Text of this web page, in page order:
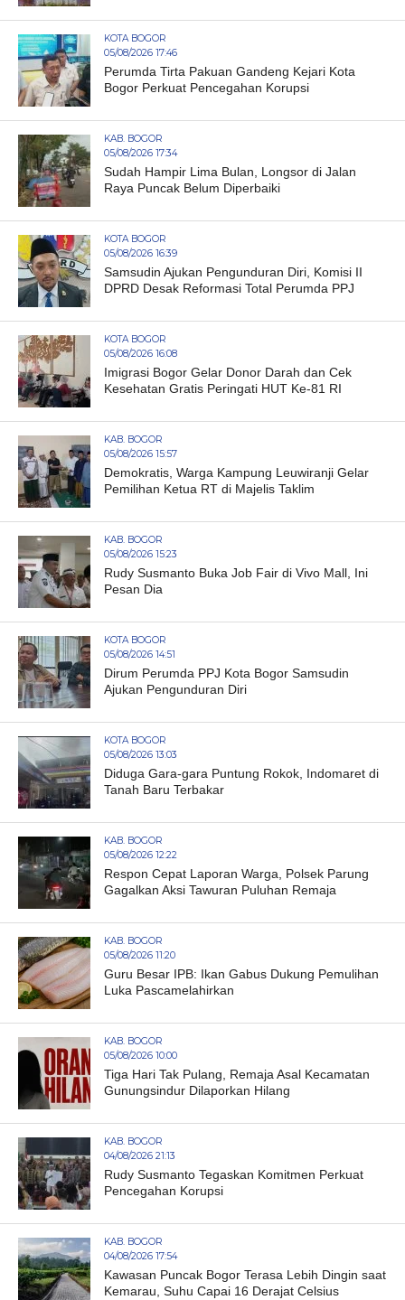
KOTA BOGOR
05/08/2026 17:46
Perumda Tirta Pakuan Gandeng Kejari Kota
Bogor Perkuat Pencegahan Korupsi
KAB. BOGOR
05/08/2026 17:34
Sudah Hampir Lima Bulan, Longsor di Jalan
Raya Puncak Belum Diperbaiki
KOTA BOGOR
05/08/2026 16:39
Samsudin Ajukan Pengunduran Diri, Komisi II
DPRD Desak Reformasi Total Perumda PPJ
KOTA BOGOR
05/08/2026 16:08
Imigrasi Bogor Gelar Donor Darah dan Cek
Kesehatan Gratis Peringati HUT Ke-81 RI
KAB. BOGOR
05/08/2026 15:57
Demokratis, Warga Kampung Leuwiranji Gelar
Pemilihan Ketua RT di Majelis Taklim
KAB. BOGOR
05/08/2026 15:23
Rudy Susmanto Buka Job Fair di Vivo Mall, Ini
Pesan Dia
KOTA BOGOR
05/08/2026 14:51
Dirum Perumda PPJ Kota Bogor Samsudin
Ajukan Pengunduran Diri
KOTA BOGOR
05/08/2026 13:03
Diduga Gara-gara Puntung Rokok, Indomaret di
Tanah Baru Terbakar
KAB. BOGOR
05/08/2026 12:22
Respon Cepat Laporan Warga, Polsek Parung
Gagalkan Aksi Tawuran Puluhan Remaja
KAB. BOGOR
05/08/2026 11:20
Guru Besar IPB: Ikan Gabus Dukung Pemulihan
Luka Pascamelahirkan
KAB. BOGOR
05/08/2026 10:00
Tiga Hari Tak Pulang, Remaja Asal Kecamatan
Gunungsindur Dilaporkan Hilang
KAB. BOGOR
04/08/2026 21:13
Rudy Susmanto Tegaskan Komitmen Perkuat
Pencegahan Korupsi
KAB. BOGOR
04/08/2026 17:54
Kawasan Puncak Bogor Terasa Lebih Dingin saat
Kemarau, Suhu Capai 16 Derajat Celsius